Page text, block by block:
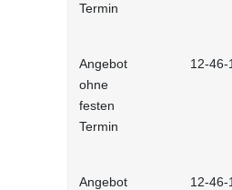
Termin
Angebot
ohne
festen
Termin
12-46-
Angebot
12-46-